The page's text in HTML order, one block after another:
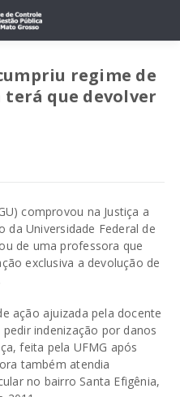
regime de
terá que devolver
comprovou na Justiça a
da Universidade Federal de
de uma professora que
exclusiva a devolução de
ação ajuizada pela docente
indenização por danos
feita pela UFMG após
também atendia
no bairro Santa Efigênia,